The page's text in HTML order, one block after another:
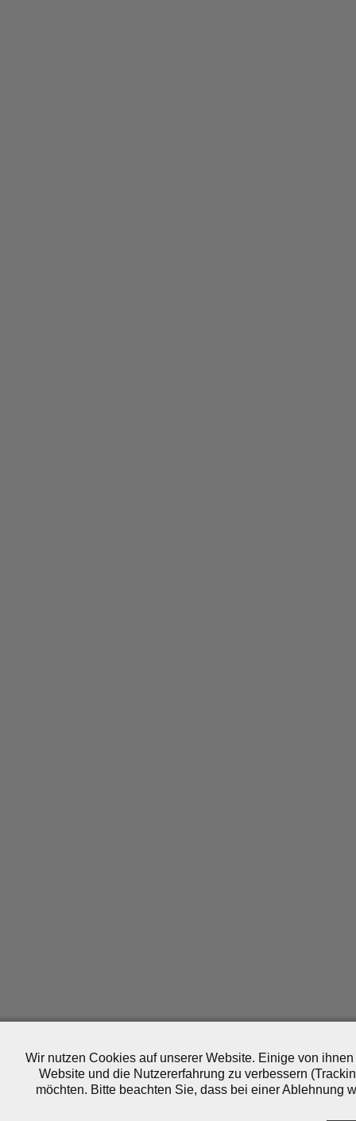
Wir nutzen Cookies auf unserer Website. Einige von
Website und die Nutzererfahrung zu verbessern
möchten. Bitte beachten Sie, dass bei einer Ablehnung